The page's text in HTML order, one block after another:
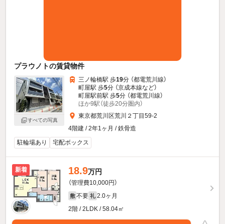
プラウノトの賃貸物件
すべての写真
三ノ輪橋駅 歩19分 （都電荒川線）
町屋駅 歩5分 （京成本線など）
町屋駅前駅 歩5分 （都電荒川線）
ほか9駅（徒歩20分圏内）
東京都荒川区荒川２丁目59-2
4階建 / 2年1ヶ月 / 鉄骨造
駐輪場あり
宅配ボックス
新着 18.9万円
（管理費10,000円）
敷 不要 礼 2.0ヶ月
2階 / 2LDK / 58.04㎡